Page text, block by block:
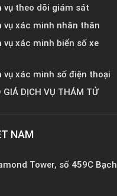
vụ theo dõi giám sát
vụ xác minh nhân thân
vụ xác minh biển số xe
vụ xác minh số điện thoại
GIÁ DỊCH VỤ THÁM TỬ
NAM
Tower, số 459C Bạch